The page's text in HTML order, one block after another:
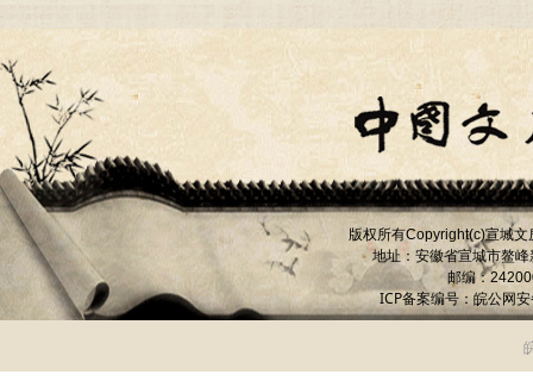
版权所有Copyright(c)宣城文
地址：安徽省宣城市鳌峰
邮编：
ICP备案编号： 皖公网